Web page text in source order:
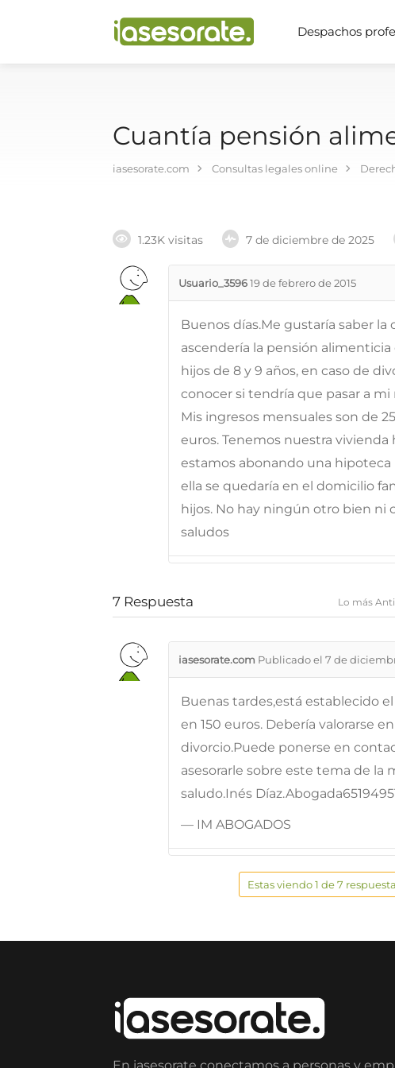
Despachos
Cuantía pensión
iasesorate.com Consultas legales online
1.23K visitas 7 de diciembre de 2025
Usuario_359619 de febrero de 2015
Buenos días.Me gustaría saber
ascendería la pensión
hijos de 8 y 9 años, en caso de
conocer si tendría que pasar a
Mis ingresos mensuales son de
euros. Tenemos nuestra
estamos abonando una hipoteca
ella se quedaría en el domicilio
hijos. No hay ningún otro bien ni
saludos
7 Respuesta Lo más
iasesorate.com Publicado el 7 de
Buenas tardes,está establecido
en 150 euros. Debería valorarse
divorcio.Puede ponerse en
asesorarle sobre este tema de la
saludo.Inés
— IM ABOGADOS
Estas viendo 1 de 7